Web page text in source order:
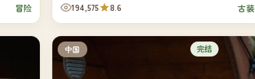
冒险 194,575 8.6 古装
中国 完结